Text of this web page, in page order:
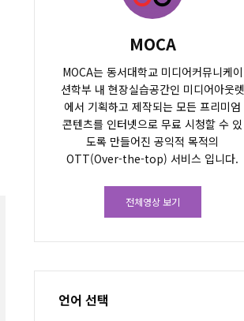
MOCA
MOCA는 동서대학교 미디어커뮤니케이
션학부 내 현장실습공간인 미디어아웃렛
에서 기획하고 제작되는 모든 프리미엄
콘텐츠를 인터넷으로 무료 시청할 수 있
도록 만들어진 공익적 목적의
OTT(Over-the-top) 서비스 입니다.
전체영상 보기
언어 선택